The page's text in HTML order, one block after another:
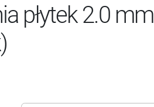
płytek 2.0 mm